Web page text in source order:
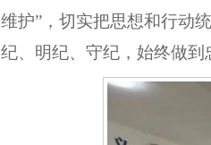
维护”，切实把思想和行动
纪、明纪、守纪，始终做到